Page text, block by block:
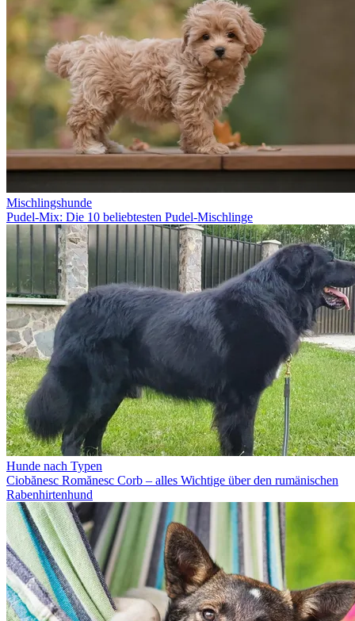
Mischlingshunde
Pudel-Mix: Die 10 beliebtesten Pudel-Mischlinge
Hunde nach Typen
Ciobănesc Romănesc Corb – alles Wichtige über den rumänischen
Rabenhirtenhund